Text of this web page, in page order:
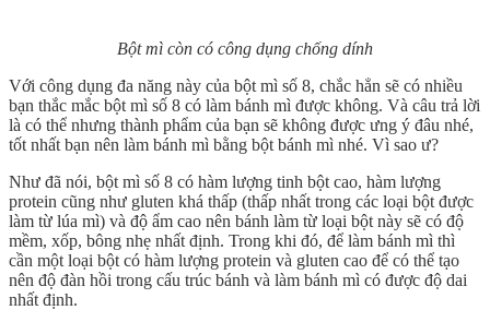
Bột mì còn có công dụng chống dính
Với công dụng đa năng này của bột mì số 8, chắc hẳn sẽ có nhiều
bạn thắc mắc bột mì số 8 có làm bánh mì được không. Và câu trả lời
là có thể nhưng thành phẩm của bạn sẽ không được ưng ý đâu nhé,
tốt nhất bạn nên làm bánh mì bằng bột bánh mì nhé. Vì sao ư?
Như đã nói, bột mì số 8 có hàm lượng tinh bột cao, hàm lượng
protein cũng như gluten khá thấp (thấp nhất trong các loại bột được
làm từ lúa mì) và độ ẩm cao nên bánh làm từ loại bột này sẽ có độ
mềm, xốp, bông nhẹ nhất định. Trong khi đó, để làm bánh mì thì
cần một loại bột có hàm lượng protein và gluten cao để có thể tạo
nên độ đàn hồi trong cấu trúc bánh và làm bánh mì có được độ dai
nhất định.